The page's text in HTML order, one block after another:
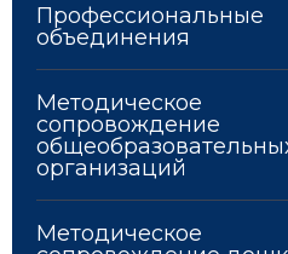
Профессиональные
объединения
Методическое
сопровождение
организаций
Методическое